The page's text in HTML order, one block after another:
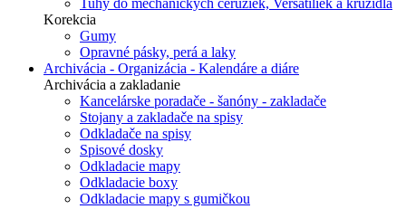
Tuhy do mechanických ceruziek, Versatiliek a kružidla
Korekcia
Gumy
Opravné pásky, perá a laky
Archivácia - Organizácia - Kalendáre a diáre
Archivácia a zakladanie
Kancelárske poradače - šanóny - zakladače
Stojany a zakladače na spisy
Odkladače na spisy
Spisové dosky
Odkladacie mapy
Odkladacie boxy
Odkladacie mapy s gumičkou